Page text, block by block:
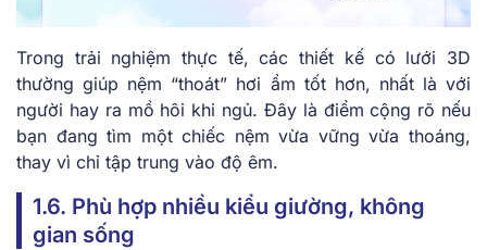
Trong trải nghiệm thực tế, các thiết kế có lưới 3D
thường giúp nệm “thoát” hơi ẩm tốt hơn, nhất là với
người hay ra mồ hôi khi ngủ. Đây là điểm cộng rõ nếu
bạn đang tìm một chiếc nệm vừa vững vừa thoáng,
thay vì chỉ tập trung vào độ êm.
1.6. Phù hợp nhiều kiểu giường, không
gian sống